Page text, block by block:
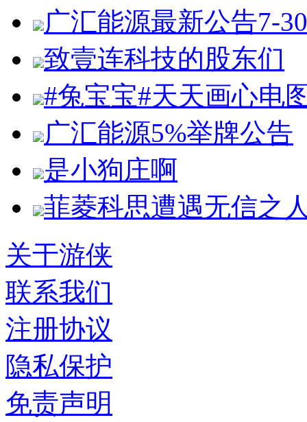
广汇能源最新公告7-30
致壹连科技的股东们
#兔宝宝#天天画心电
广汇能源5%举牌公告
是小狗庄啊
菲菱科思遭遇无信之
关于游侠
联系我们
注册协议
隐私保护
免责声明